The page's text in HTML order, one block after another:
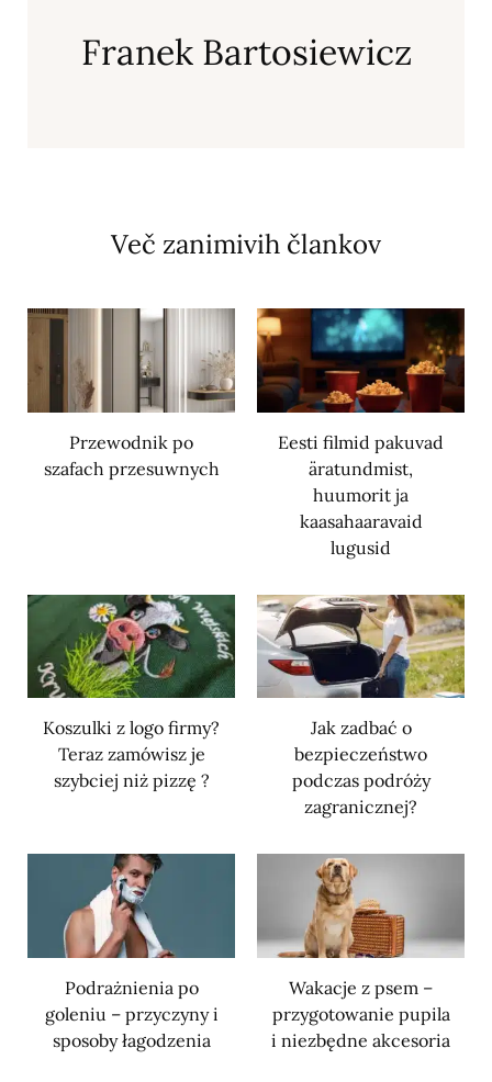
Franek Bartosiewicz
Več zanimivih člankov
Przewodnik po
szafach przesuwnych
Eesti filmid pakuvad
äratundmist,
huumorit ja
kaasahaaravaid
lugusid
Koszulki z logo firmy?
Teraz zamówisz je
szybciej niż pizzę ?
Jak zadbać o
bezpieczeństwo
podczas podróży
zagranicznej?
Podrażnienia po
goleniu – przyczyny i
sposoby łagodzenia
Wakacje z psem –
przygotowanie pupila
i niezbędne akcesoria